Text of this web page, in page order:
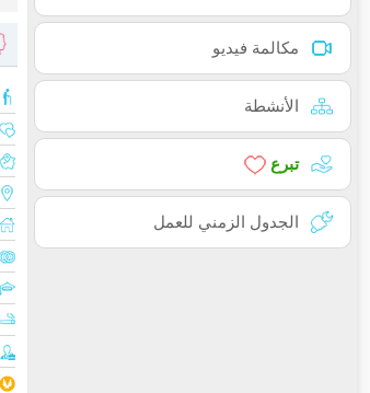
مكالمة فيديو
الأنشطة
تبرع
الجدول الزمني للعمل